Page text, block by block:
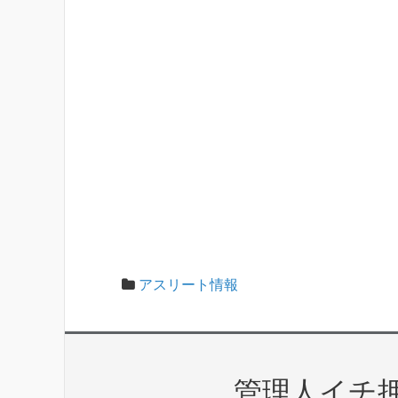
アスリート情報